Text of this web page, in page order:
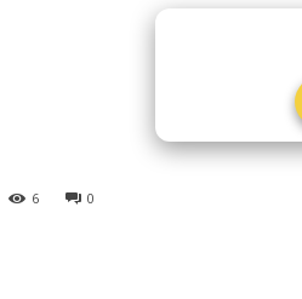
0
6